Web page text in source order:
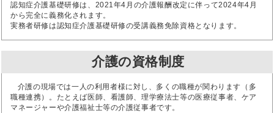
認知症介護基礎研修は、2021年4月の介護報酬改定に伴って2024年4月
から完全に義務化されます。
実務者研修は認知症介護基礎研修の受講義務免除資格となります。
介護の資格制度
介護の現場では一人の利用者様に対し、多くの職種が関わります（多
職種連携）。たとえば医師、看護師、理学療法士等の医療従事者、ケア
マネージャーや介護福祉士等の介護従事者です。